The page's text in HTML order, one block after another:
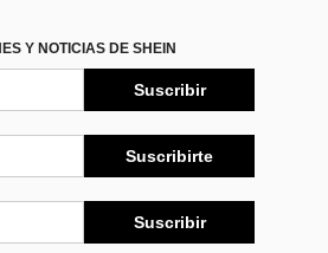
Y NOTICIAS DE SHEIN
Suscribir
Suscribirte
Suscribir